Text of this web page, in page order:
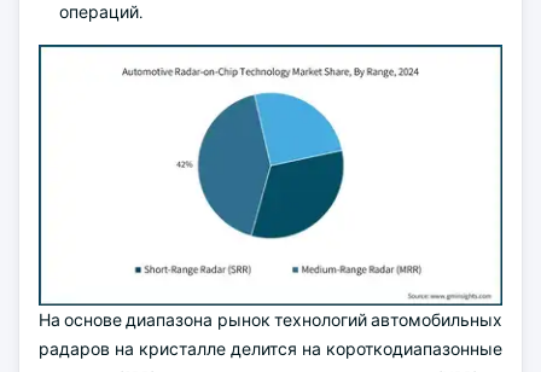
операций.
На основе диапазона рынок технологий автомобильных
радаров на кристалле делится на короткодиапазонные